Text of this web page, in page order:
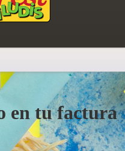
en tu factura